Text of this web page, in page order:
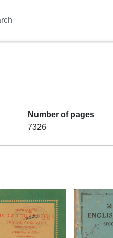
Number of pages
7326